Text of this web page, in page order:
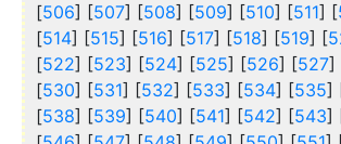
[506] [507] [508] [509] [510] [511] [
[514] [515] [516] [517] [518] [519] [
[522] [523] [524] [525] [526] [527]
[530] [531] [532] [533] [534] [535]
[538] [539] [540] [541] [542] [543]